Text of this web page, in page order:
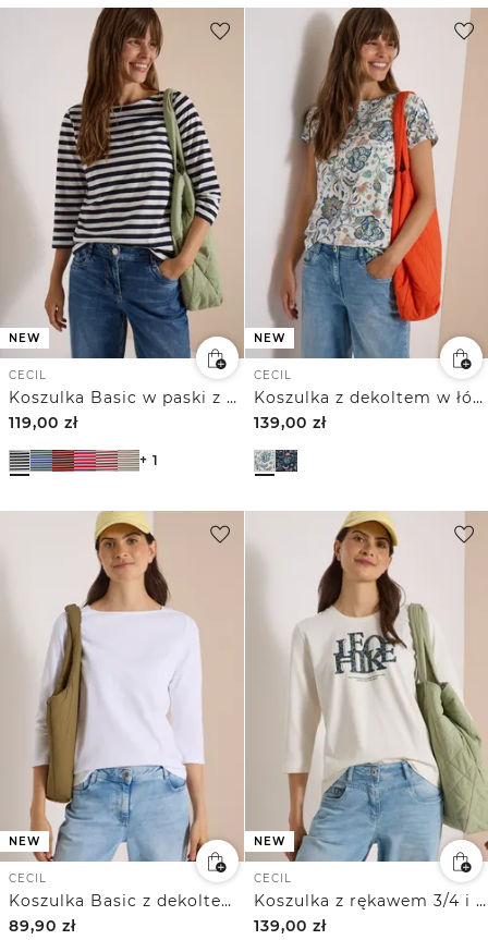
NEW
CECIL
Koszulka Basic w paski z dekoltem w łódkę
119,00 zł
+ 1
NEW
CECIL
Koszulka z dekoltem w łódkę i nadrukiem
139,00 zł
NEW
CECIL
Koszulka Basic z dekoltem w łódkę
89,90 zł
NEW
CECIL
Koszulka z rękawem 3/4 i napisem w panterkowy wzór
139,00 zł